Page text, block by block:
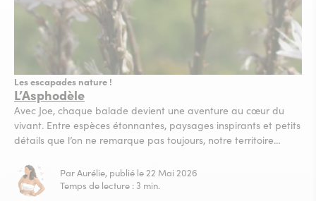
L’Asphodèle
Les escapades nature !
Avec Joe, chaque balade devient une aventure au cœur du
vivant. Entre espèces étonnantes, paysages inspirants et petits
détails que l’on ne remarque pas toujours, notre territoire
regarder autour d’eux. Très présente sur le littoral de la côte
rocheuse des Pyrénées orientales, une grande...
Par Aurélie, publié le 22 Mai 2026
Temps de lecture : 3 min.